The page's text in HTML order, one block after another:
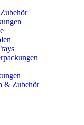
& Zubehör